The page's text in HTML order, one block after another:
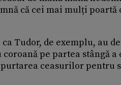
că cei mai mulți poartă
Tudor, de exemplu, au
pe partea stângă
ceasurilor pentru